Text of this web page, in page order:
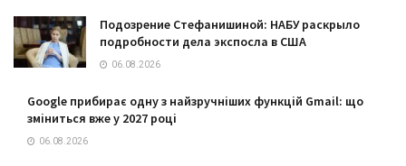
Подозрение Стефанишиной: НАБУ раскрыло
подробности дела экспосла в США
06.08.2026
Google прибирає одну з найзручніших функцій Gmail: що
зміниться вже у 2027 році
06.08.2026